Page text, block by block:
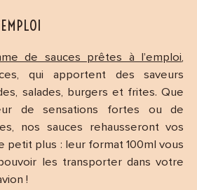
de sauces prêtes à l’emploi,
qui apportent des saveurs
salades, burgers et frites. Que
de sensations fortes ou de
nos sauces rehausseront vos
petit plus : leur format 100ml vous
les transporter dans votre
!